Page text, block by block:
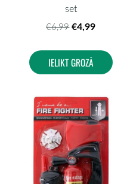
set
€6,99 €4,99
IELIKT GROZĀ